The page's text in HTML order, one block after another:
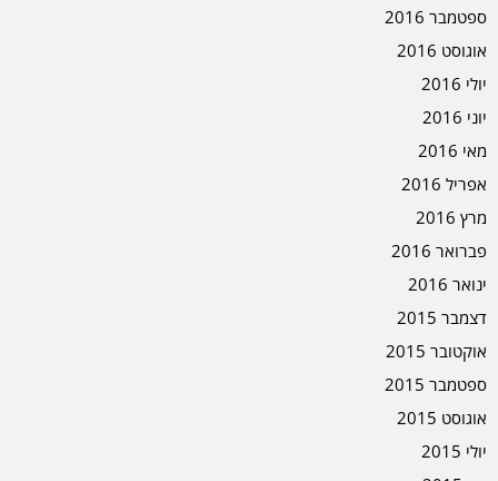
ספטמבר 2016
אוגוסט 2016
יולי 2016
יוני 2016
מאי 2016
אפריל 2016
מרץ 2016
פברואר 2016
ינואר 2016
דצמבר 2015
אוקטובר 2015
ספטמבר 2015
אוגוסט 2015
יולי 2015